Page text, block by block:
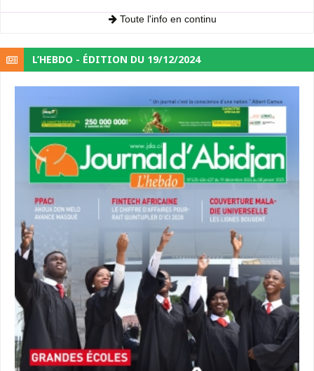
Toute l'info en continu
L’HEBDO - ÉDITION DU 19/12/2024